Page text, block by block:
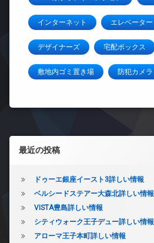
インターネット エレベーター
デザイナーズ 宅配ボックス
敷地内ゴミ置き場 防犯カメラ
左サイドバー
最近の投稿
ドゥーエ銀座イースト3詳しい情報
ベルシードステアー大森北詳しい情報
VISTA豊島詳しい情報
シティウォーク王子デュー詳しい情報
アローマ王子本町詳しい情報